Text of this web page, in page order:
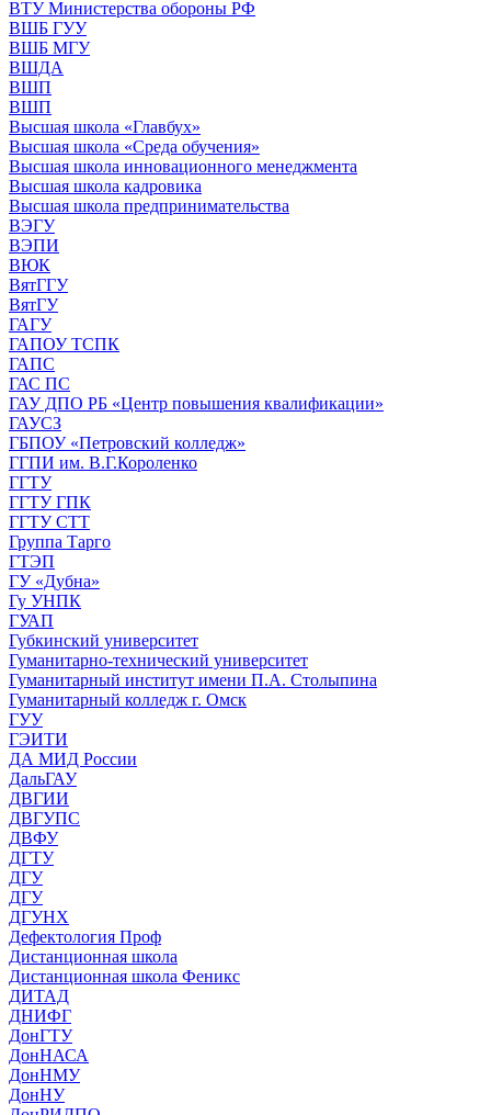
ВТУ Министерства обороны РФ
ВШБ ГУУ
ВШБ МГУ
ВШДА
ВШП
ВШП
Высшая школа «Главбух»
Высшая школа «Среда обучения»
Высшая школа инновационного менеджмента
Высшая школа кадровика
Высшая школа предпринимательства
ВЭГУ
ВЭПИ
ВЮК
ВятГГУ
ВятГУ
ГАГУ
ГАПОУ ТСПК
ГАПС
ГАС ПС
ГАУ ДПО РБ «Центр повышения квалификации»
ГАУСЗ
ГБПОУ «Петровский колледж»
ГГПИ им. В.Г.Короленко
ГГТУ
ГГТУ ГПК
ГГТУ СТТ
Группа Тарго
ГТЭП
ГУ «Дубна»
Гу УНПК
ГУАП
Губкинский университет
Гуманитарно-технический университет
Гуманитарный институт имени П.А. Столыпина
Гуманитарный колледж г. Омск
ГУУ
ГЭИТИ
ДА МИД России
ДальГАУ
ДВГИИ
ДВГУПС
ДВФУ
ДГТУ
ДГУ
ДГУ
ДГУНХ
Дефектология Проф
Дистанционная школа
Дистанционная школа Феникс
ДИТАД
ДНИФГ
ДонГТУ
ДонНАСА
ДонНМУ
ДонНУ